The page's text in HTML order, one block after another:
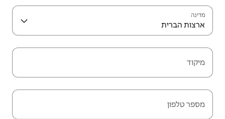
מדינה
ארצות הברית
מיקוד
מספר טלפון